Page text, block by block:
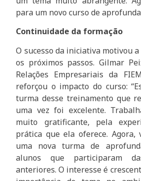
para um novo curso de
Continuidade da formação
O sucesso da iniciativa motivou
os próximos passos. Gilmar
Relações Empresariais da
reforçou o impacto do curso:
turma desse treinamento que
uma vez foi excelente.
muito gratificante, pela
prática que ela oferece. Agora,
uma nova turma de
alunos que participaram
anteriores. O interesse é